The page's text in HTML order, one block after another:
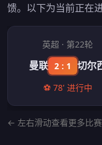
馈。以下为当前正在
英超 · 第22轮
曼联 2 : 1 切尔
⚽ 78' 进行中
← 左右滑动查看更多比